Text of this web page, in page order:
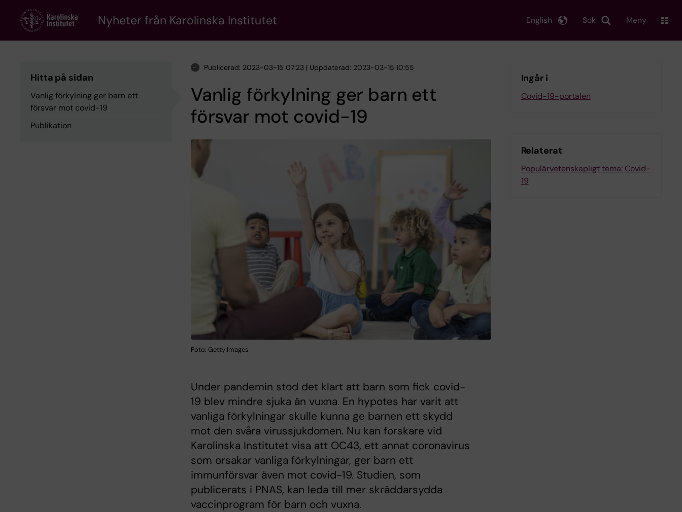
content
Nyheter från Karolinska Institutet Sök
English Meny
Hitta på sidan
Vanlig förkylning ger barn ett
försvar mot covid-19
Publikation
Publicerad: 2023-03-15 07:23 | Uppdaterad: 2023-03-15 10:55
Vanlig förkylning ger barn ett
försvar mot covid-19
Foto: Getty Images
Under pandemin stod det klart att barn som fick covid-
19 blev mindre sjuka än vuxna. En hypotes har varit att
vanliga förkylningar skulle kunna ge barnen ett skydd
mot den svåra virussjukdomen. Nu kan forskare vid
Karolinska Institutet visa att OC43, ett annat coronavirus
som orsakar vanliga förkylningar, ger barn ett
immunförsvar även mot covid-19. Studien, som
publicerats i PNAS, kan leda till mer skräddarsydda
vaccinprogram för barn och vuxna.
Ingår i
Covid-19-portalen
Relaterat
Populärvetenskapligt tema: Covid-
19